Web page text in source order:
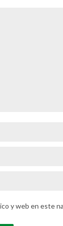
y web en este